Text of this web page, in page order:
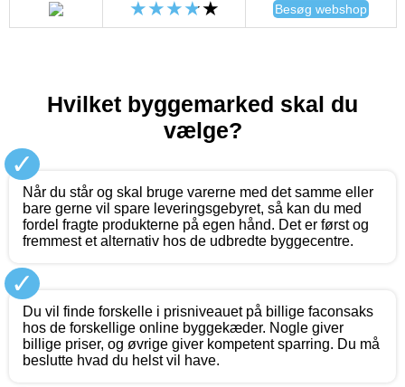
Besøg webshop
Hvilket byggemarked skal du
vælge?
✓
Når du står og skal bruge varerne med det samme eller
bare gerne vil spare leveringsgebyret, så kan du med
fordel fragte produkterne på egen hånd. Det er først og
fremmest et alternativ hos de udbredte byggecentre.
✓
Du vil finde forskelle i prisniveauet på billige faconsaks
hos de forskellige online byggekæder. Nogle giver
billige priser, og øvrige giver kompetent sparring. Du må
beslutte hvad du helst vil have.